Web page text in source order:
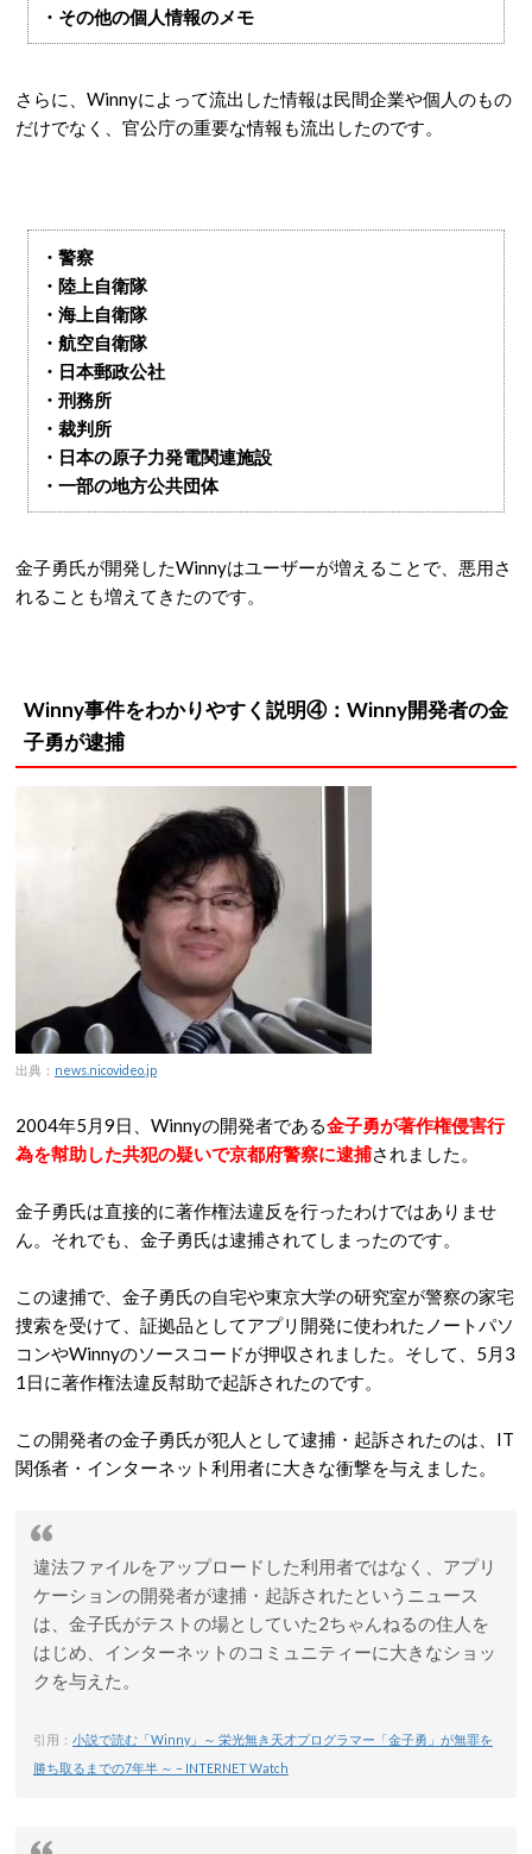
・その他の個人情報のメモ
さらに、Winnyによって流出した情報は民間企業や個人のもの
だけでなく、官公庁の重要な情報も流出したのです。
・警察
・陸上自衛隊
・海上自衛隊
・航空自衛隊
・日本郵政公社
・刑務所
・裁判所
・日本の原子力発電関連施設
・一部の地方公共団体
金子勇氏が開発したWinnyはユーザーが増えることで、悪用さ
れることも増えてきたのです。
Winny事件をわかりやすく説明④：Winny開発者の金
子勇が逮捕
出典： news.nicovideo.jp
2004年5月9日、Winnyの開発者である金子勇が著作権侵害行
為を幇助した共犯の疑いで京都府警察に逮捕されました。
金子勇氏は直接的に著作権法違反を行ったわけではありませ
ん。それでも、金子勇氏は逮捕されてしまったのです。
この逮捕で、金子勇氏の自宅や東京大学の研究室が警察の家宅
捜索を受けて、証拠品としてアプリ開発に使われたノートパソ
コンやWinnyのソースコードが押収されました。そして、5月3
1日に著作権法違反幇助で起訴されたのです。
この開発者の金子勇氏が犯人として逮捕・起訴されたのは、IT
関係者・インターネット利用者に大きな衝撃を与えました。
違法ファイルをアップロードした利用者ではなく、アプリ
ケーションの開発者が逮捕・起訴されたというニュース
は、金子氏がテストの場としていた2ちゃんねるの住人を
はじめ、インターネットのコミュニティーに大きなショッ
クを与えた。
引用： 小説で読む「Winny」～ 栄光無き天才プログラマー「金子勇」が無罪を
勝ち取るまでの7年半 ～ – INTERNET Watch